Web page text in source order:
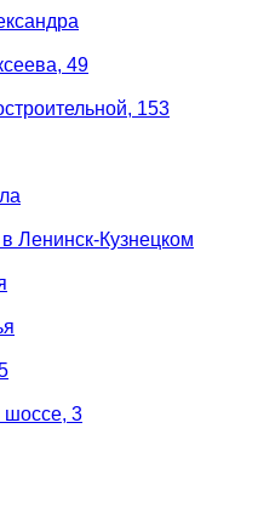
49
153
Ленинск-Кузнецком
3